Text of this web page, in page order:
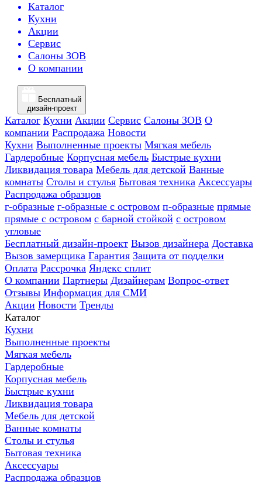
Каталог
Кухни
Акции
Сервис
Салоны ЗОВ
О компании
Бесплатный
дизайн-проект
Каталог Кухни Акции Сервис Салоны ЗОВ О
компании Распродажа Новости
Кухни Выполненные проекты Мягкая мебель
Гардеробные Корпусная мебель Быстрые кухни
Ликвидация товара Мебель для детской Ванные
комнаты Столы и стулья Бытовая техника Аксессуары
Распродажа образцов
г-образные г-образные с островом п-образные прямые
прямые с островом с барной стойкой с островом
угловые
Бесплатный дизайн-проект Вызов дизайнера Доставка
Вызов замерщика Гарантия Защита от подделки
Оплата Рассрочка Яндекс сплит
О компании Партнеры Дизайнерам Вопрос-ответ
Отзывы Информация для СМИ
Акции Новости Тренды
Каталог
Кухни
Выполненные проекты
Мягкая мебель
Гардеробные
Корпусная мебель
Быстрые кухни
Ликвидация товара
Мебель для детской
Ванные комнаты
Столы и стулья
Бытовая техника
Аксессуары
Распродажа образцов